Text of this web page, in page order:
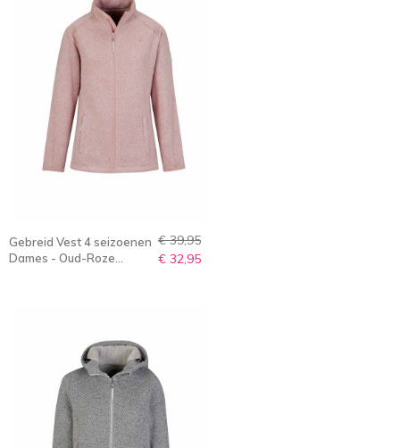
Gebreid Vest 4 seizoenen
Dames - Oud-Roze
€ 39,95
€ 32,95